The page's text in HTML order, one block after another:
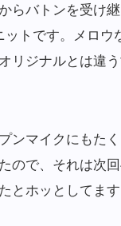
らバトンを受け
ットです。メロ
リジナルとは違
ンマイクにもた
ので、それは次
とホッとしてま